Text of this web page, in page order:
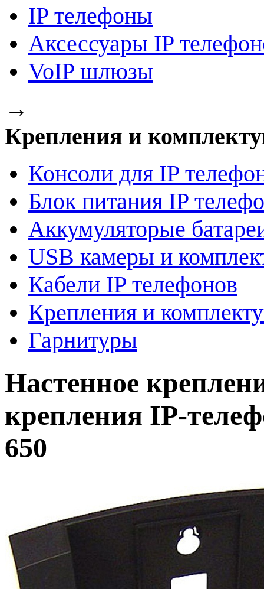
IP телефоны
Аксессуары IP
VoIP шлюзы
→
Крепления и
Консоли для IP
Блок питания IP
Аккумуляторые
USB камеры и
Кабели IP телефонов
Крепления и
Гарнитуры
Настенное
крепления IP-
650